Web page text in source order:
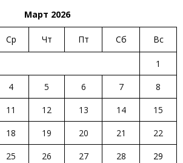
Март 2026
Ср Чт Пт Сб Вс
1
4 5 6 7
8
11 12 13 14
15
18 19 20 21
22
25 26 27 28
29